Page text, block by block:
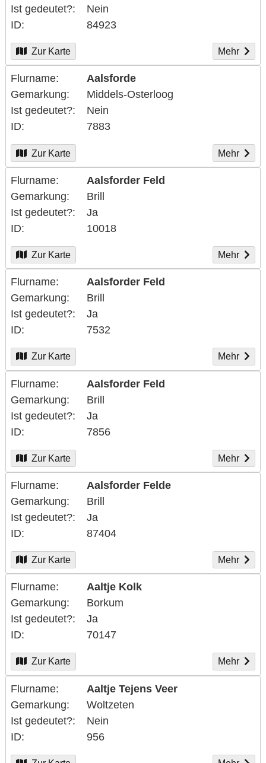
Ist gedeutet?
Nein
ID
84923
Zur Karte Mehr
Flurname
Aalsforde
Gemarkung
Middels-Osterloog
Ist gedeutet?
Nein
ID
7883
Zur Karte Mehr
Flurname
Aalsforder Feld
Gemarkung
Brill
Ist gedeutet?
Ja
ID
10018
Zur Karte Mehr
Flurname
Aalsforder Feld
Gemarkung
Brill
Ist gedeutet?
Ja
ID
7532
Zur Karte Mehr
Flurname
Aalsforder Feld
Gemarkung
Brill
Ist gedeutet?
Ja
ID
7856
Zur Karte Mehr
Flurname
Aalsforder Felde
Gemarkung
Brill
Ist gedeutet?
Ja
ID
87404
Zur Karte Mehr
Flurname
Aaltje Kolk
Gemarkung
Borkum
Ist gedeutet?
Ja
ID
70147
Zur Karte Mehr
Flurname
Aaltje Tejens Veer
Gemarkung
Woltzeten
Ist gedeutet?
Nein
ID
956